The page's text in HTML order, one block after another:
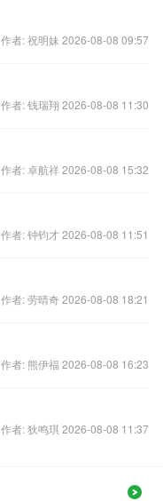
作者: 祝明妹 2026-08-08 09:57
作者: 钱瑞翔 2026-08-08 11:30
作者: 卓航祥 2026-08-08 15:32
作者: 钟钧才 2026-08-08 11:51
作者: 劳晴奇 2026-08-08 18:21
作者: 熊伊福 2026-08-08 16:23
作者: 狄鸣琪 2026-08-08 11:37